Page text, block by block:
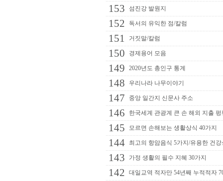
153 섬진강 발원지
152 독서의 유익한 점/칼럼
151 거짓말/칼럼
150 경제용어 모음
149 2020년도 총인구 통계
148 우리나라 나무이야기
147 중앙 일간지 신문사 주소
146 한국세계 관광계 큰 손 해외 지출 펑
145 모르면 손해보는 생활상식 40가지
144 최고의 항암음식 5가지/유용한 건강
143 가정 생활의 필수 지혜 30가지
142 대일교역 적자만 54년째 누적적자